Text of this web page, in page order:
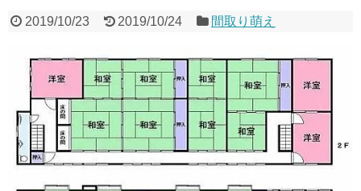
2019/10/23 2019/10/24 間取り萌え